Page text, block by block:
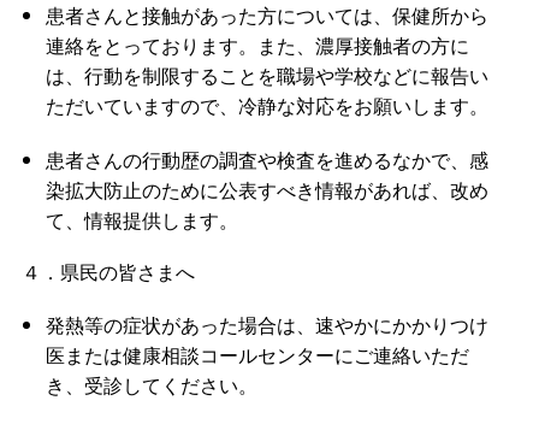
患者さんと接触があった方については、保健所から
連絡をとっております。また、濃厚接触者の方に
は、行動を制限することを職場や学校などに報告い
ただいていますので、冷静な対応をお願いします。
患者さんの行動歴の調査や検査を進めるなかで、感
染拡大防止のために公表すべき情報があれば、改め
て、情報提供します。
４．県民の皆さまへ
発熱等の症状があった場合は、速やかにかかりつけ
医または健康相談コールセンターにご連絡いただ
き、受診してください。